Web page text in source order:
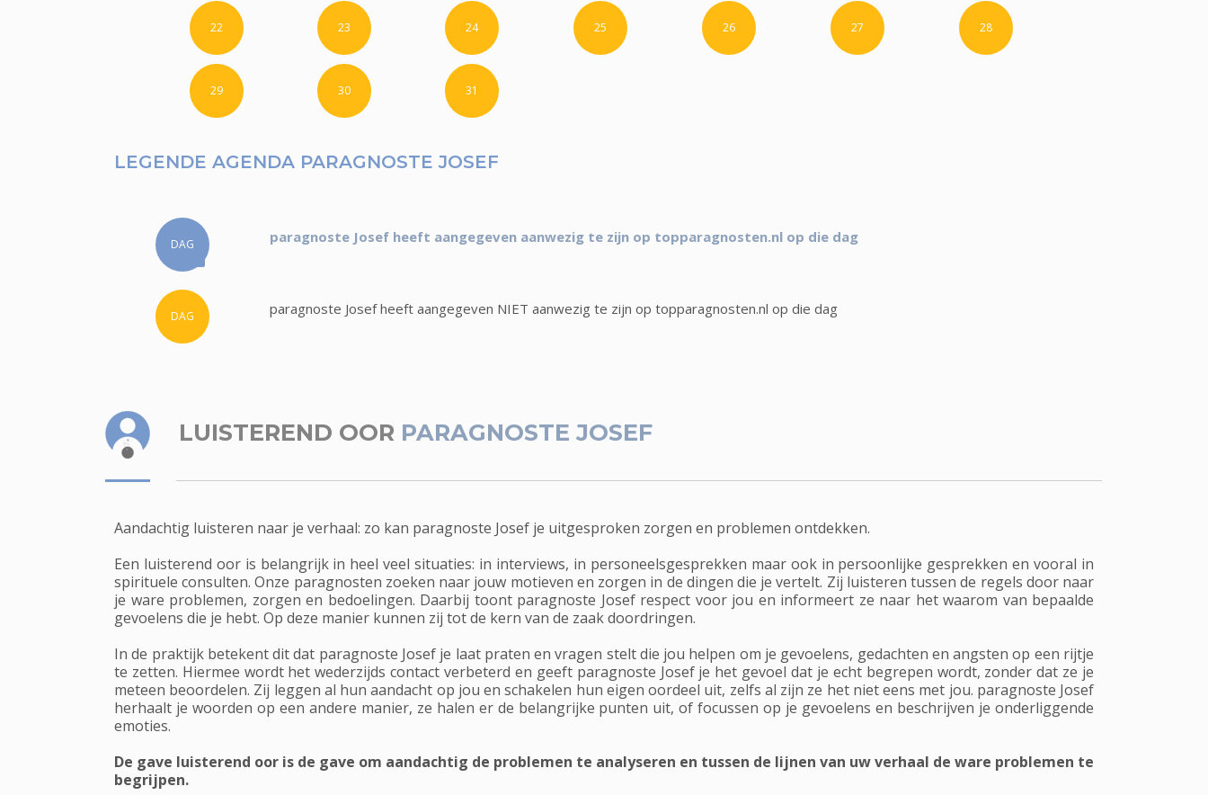
22 23 24 25 26 27 28
29 30 31
LEGENDE AGENDA PARAGNOSTE JOSEF
DAG paragnoste Josef heeft aangegeven aanwezig te zijn op topparagnosten.nl op die dag
DAG paragnoste Josef heeft aangegeven NIET aanwezig te zijn op topparagnosten.nl op die dag
LUISTEREND OOR PARAGNOSTE JOSEF
Aandachtig luisteren naar je verhaal: zo kan paragnoste Josef je uitgesproken zorgen en problemen ontdekken.
Een luisterend oor is belangrijk in heel veel situaties: in interviews, in personeelsgesprekken maar ook in persoonlijke gesprekken en vooral in
spirituele consulten. Onze paragnosten zoeken naar jouw motieven en zorgen in de dingen die je vertelt. Zij luisteren tussen de regels door naar
je ware problemen, zorgen en bedoelingen. Daarbij toont paragnoste Josef respect voor jou en informeert ze naar het waarom van bepaalde
gevoelens die je hebt. Op deze manier kunnen zij tot de kern van de zaak doordringen.
In de praktijk betekent dit dat paragnoste Josef je laat praten en vragen stelt die jou helpen om je gevoelens, gedachten en angsten op een rijtje
te zetten. Hiermee wordt het wederzijds contact verbeterd en geeft paragnoste Josef je het gevoel dat je echt begrepen wordt, zonder dat ze je
meteen beoordelen. Zij leggen al hun aandacht op jou en schakelen hun eigen oordeel uit, zelfs al zijn ze het niet eens met jou. paragnoste Josef
herhaalt je woorden op een andere manier, ze halen er de belangrijke punten uit, of focussen op je gevoelens en beschrijven je onderliggende
emoties.
De gave luisterend oor is de gave om aandachtig de problemen te analyseren en tussen de lijnen van uw verhaal de ware problemen te
begrijpen.